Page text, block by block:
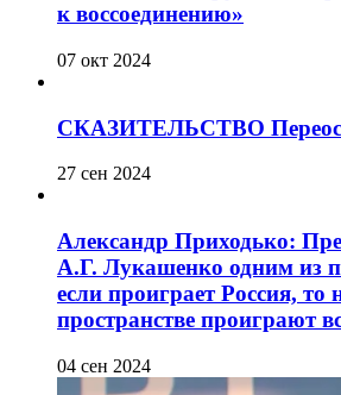
к воссоединению»
07 окт 2024
СКАЗИТЕЛЬСТВО
27 сен 2024
Александр Приходько:
А.Г. Лукашенко одним из
если проиграет Россия, то
пространстве проиграют
04 сен 2024